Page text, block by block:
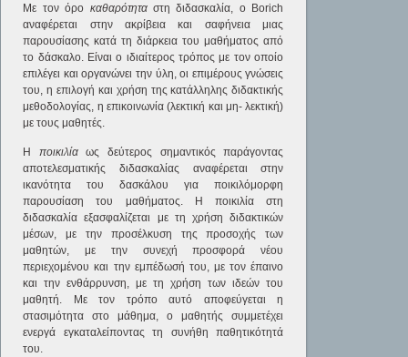
Με τον όρο καθαρότητα στη διδασκαλία, ο Borich
αναφέρεται στην ακρίβεια και σαφήνεια μιας
παρουσίασης κατά τη διάρκεια του μαθήματος από
το δάσκαλο. Είναι ο ιδιαίτερος τρόπος με τον οποίο
επιλέγει και οργανώνει την ύλη, οι επιμέρους γνώσεις
του, η επιλογή και χρήση της κατάλληλης διδακτικής
μεθοδολογίας, η επικοινωνία (λεκτική και μη- λεκτική)
με τους μαθητές.
Η ποικιλίαως δεύτερος σημαντικός παράγοντας
αποτελεσματικής διδασκαλίας αναφέρεται στην
ικανότητα του δασκάλου για ποικιλόμορφη
παρουσίαση του μαθήματος. Η ποικιλία στη
διδασκαλία εξασφαλίζεται με τη χρήση διδακτικών
μέσων, με την προσέλκυση της προσοχής των
μαθητών, με την συνεχή προσφορά νέου
περιεχομένου και την εμπέδωσή του, με τον έπαινο
και την ενθάρρυνση, με τη χρήση των ιδεών του
μαθητή. Με τον τρόπο αυτό αποφεύγεται η
στασιμότητα στο μάθημα, ο μαθητής συμμετέχει
ενεργά εγκαταλείποντας τη συνήθη παθητικότητά
του.